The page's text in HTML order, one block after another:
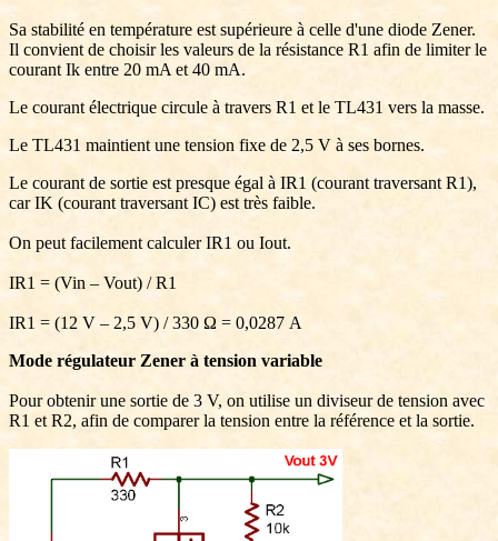
Sa stabilité en température est supérieure à celle d'une diode Zener.
Il convient de choisir les valeurs de la résistance R1 afin de limiter le
courant Ik entre 20 mA et 40 mA.
Le courant électrique circule à travers R1 et le TL431 vers la masse.
Le TL431 maintient une tension fixe de 2,5 V à ses bornes.
Le courant de sortie est presque égal à IR1 (courant traversant R1),
car IK (courant traversant IC) est très faible.
On peut facilement calculer IR1 ou Iout.
IR1 = (Vin – Vout) / R1
IR1 = (12 V – 2,5 V) / 330 Ω = 0,0287 A
Mode régulateur Zener à tension variable
Pour obtenir une sortie de 3 V, on utilise un diviseur de tension avec
R1 et R2, afin de comparer la tension entre la référence et la sortie.